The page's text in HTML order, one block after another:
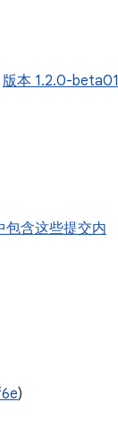
版本 1.2.0-beta01
包含这些提交内
)